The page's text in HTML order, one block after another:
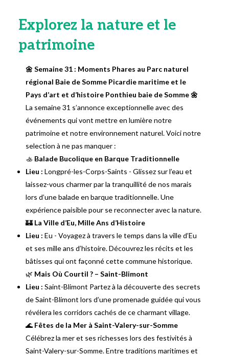
Explorez la nature et le
patrimoine
🌼 Semaine 31 : Moments Phares au Parc naturel
régional Baie de Somme Picardie maritime et le
Pays d’art et d’histoire Ponthieu baie de Somme 🌼
La semaine 31 s’annonce exceptionnelle avec des
événements qui vont mettre en lumière notre
patrimoine et notre environnement naturel. Voici notre
selection à ne pas manquer :
🚣 Balade Bucolique en Barque Traditionnelle
Lieu : Longpré-les-Corps-Saints - Glissez sur l’eau et
laissez-vous charmer par la tranquillité de nos marais
lors d’une balade en barque traditionnelle. Une
expérience paisible pour se reconnecter avec la nature.
🏰 La Ville d’Eu, Mille Ans d’Histoire
Lieu : Eu - Voyagez à travers le temps dans la ville d’Eu
et ses mille ans d’histoire. Découvrez les récits et les
bâtisses qui ont façonné cette commune historique.
🌿 Mais Où Courtil ? – Saint-Blimont
Lieu : Saint-Blimont Partez à la découverte des secrets
de Saint-Blimont lors d’une promenade guidée qui vous
révélera les corridors cachés de ce charmant village.
🌊 Fêtes de la Mer à Saint-Valery-sur-Somme
Célébrez la mer et ses richesses lors des festivités à
Saint-Valery-sur-Somme. Entre traditions maritimes et